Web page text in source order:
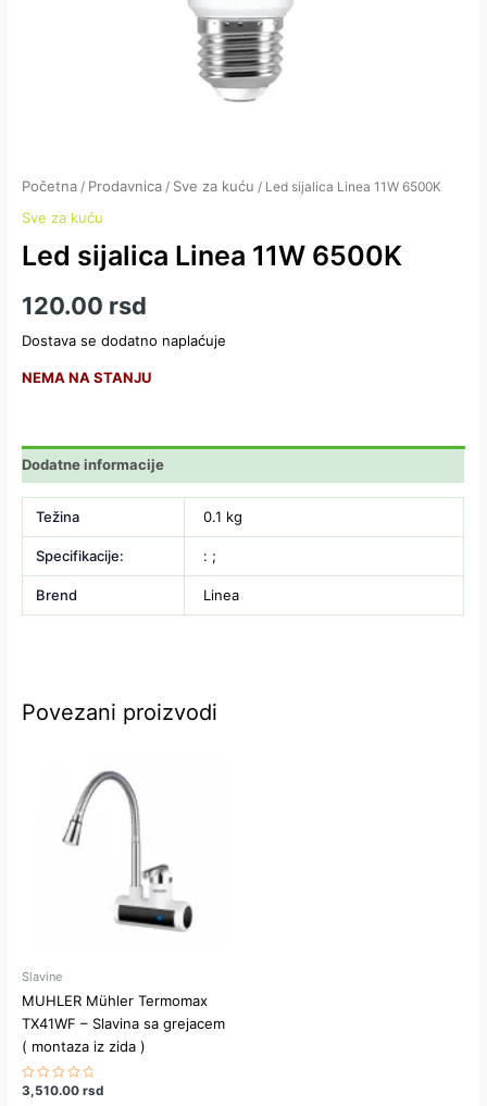
Početna / Prodavnica / Sve za kuću / Led sijalica Linea 11W 6500K
Sve za kuću
Led sijalica Linea 11W 6500K
120.00 rsd
Dostava se dodatno naplaćuje
NEMA NA STANJU
Dodatne informacije
Težina 0.1 kg
Specifikacije: : ;
Brend Linea
Povezani proizvodi
Slavine
MUHLER Mühler Termomax
TX41WF – Slavina sa grejacem
( montaza iz zida )
Ocenjeno
3,510.00rsd